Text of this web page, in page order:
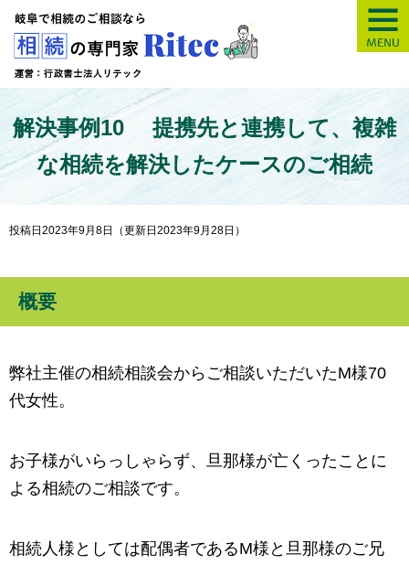
【岐阜】相続の
解決事例10 提携先と連携して、複雑
な相続を解決したケースのご相続
投稿日2023年9月8日 （更新日2023年9月28日）
概要
弊社主催の相続相談会からご相談いただいたM様70
代女性。
お子様がいらっしゃらず、旦那様が亡くったことに
よる相続のご相談です。
相続人様としては配偶者であるM様と旦那様のご兄